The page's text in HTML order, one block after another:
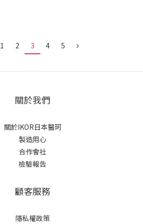
手霜呢？讓我們一起來解密護手霜的
1 2 3 4 5
關於我們
關於IKOR日本醫珂
製造用心
合作會社
檢驗報告
顧客服務
隱私權政策